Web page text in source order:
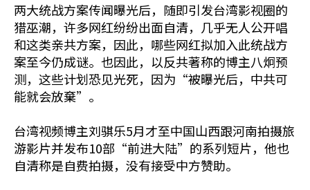
两大统战方案传闻曝光后，随即引发台湾影视圈的
猎巫潮，许多网红纷纷出面自清，几乎无人公开唱
和这类亲共方案，因此，哪些网红拟加入此统战方
案至今仍成谜。也因此，以反共著称的博主八炯预
测，这些计划恐见光死，因为“被曝光后，中共可
能就会放棄”。
台湾视频博主刘骐乐5月才至中国山西跟河南拍摄旅
游影片并发布10部“前进大陆”的系列短片，他也
自清称是自费拍摄，没有接受中方赞助。